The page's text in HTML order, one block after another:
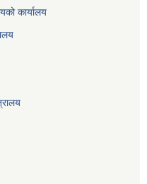
कार्यालय